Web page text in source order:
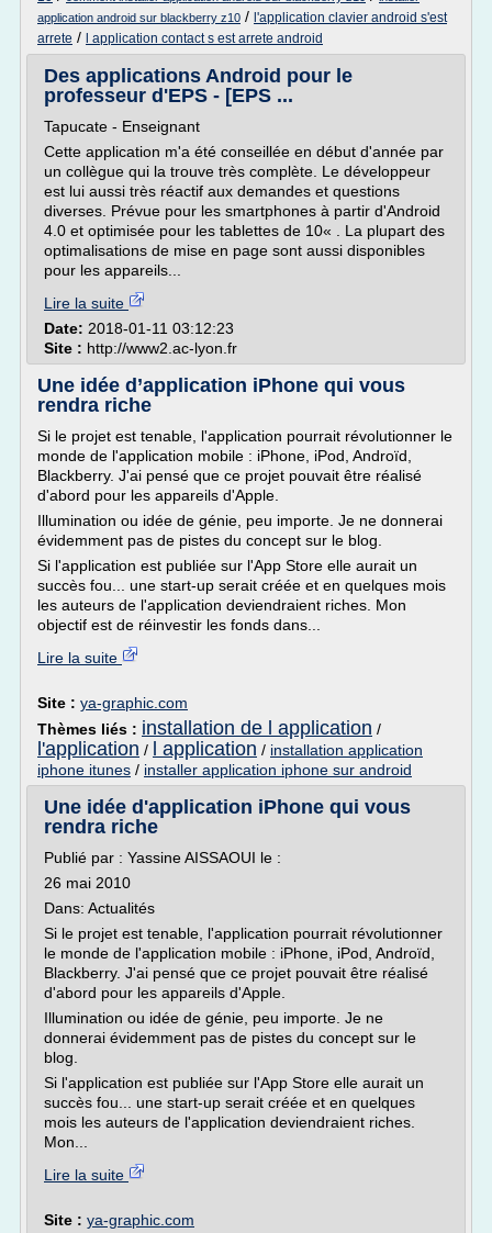
application android sur blackberry z10 / l'application clavier android s'est
arrete / l application contact s est arrete android
Des applications Android pour le
professeur d'EPS - [EPS ...
Tapucate - Enseignant
Cette application m'a été conseillée en début d'année par
un collègue qui la trouve très complète. Le développeur
est lui aussi très réactif aux demandes et questions
diverses. Prévue pour les smartphones à partir d'Android
4.0 et optimisée pour les tablettes de 10« . La plupart des
optimalisations de mise en page sont aussi disponibles
pour les appareils...
Lire la suite
Date: 2018-01-11 03:12:23
Site : http://www2.ac-lyon.fr
Une idée d’application iPhone qui vous
rendra riche
Si le projet est tenable, l'application pourrait révolutionner le
monde de l'application mobile : iPhone, iPod, Androïd,
Blackberry. J'ai pensé que ce projet pouvait être réalisé
d'abord pour les appareils d'Apple.
Illumination ou idée de génie, peu importe. Je ne donnerai
évidemment pas de pistes du concept sur le blog.
Si l'application est publiée sur l'App Store elle aurait un
succès fou... une start-up serait créée et en quelques mois
les auteurs de l'application deviendraient riches. Mon
objectif est de réinvestir les fonds dans...
Lire la suite
Site : ya-graphic.com
Thèmes liés : installation de l application /
l'application / l application / installation application
iphone itunes / installer application iphone sur android
Une idée d'application iPhone qui vous
rendra riche
Publié par : Yassine AISSAOUI le :
26 mai 2010
Dans: Actualités
Si le projet est tenable, l'application pourrait révolutionner
le monde de l'application mobile : iPhone, iPod, Androïd,
Blackberry. J'ai pensé que ce projet pouvait être réalisé
d'abord pour les appareils d'Apple.
Illumination ou idée de génie, peu importe. Je ne
donnerai évidemment pas de pistes du concept sur le
blog.
Si l'application est publiée sur l'App Store elle aurait un
succès fou... une start-up serait créée et en quelques
mois les auteurs de l'application deviendraient riches.
Mon...
Lire la suite
Site : ya-graphic.com